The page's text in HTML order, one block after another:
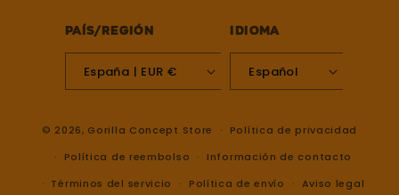
País/región
España | EUR €
Idioma
Español
© 2026, Gorilla Concept Store
Política de privacidad
Política de reembolso
Información de contacto
Términos del servicio
Política de envío Aviso legal